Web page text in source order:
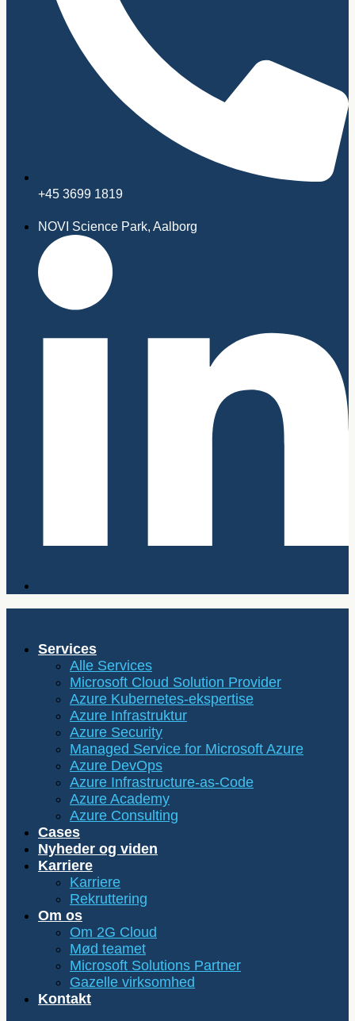
+45 3699 1819
NOVI Science Park, Aalborg
Services
Alle Services
Microsoft Cloud Solution Provider
Azure Kubernetes-ekspertise
Azure Infrastruktur
Azure Security
Managed Service for Microsoft Azure
Azure DevOps
Azure Infrastructure-as-Code
Azure Academy
Azure Consulting
Cases
Nyheder og viden
Karriere
Karriere
Rekruttering
Om os
Om 2G Cloud
Mød teamet
Microsoft Solutions Partner
Gazelle virksomhed
Kontakt